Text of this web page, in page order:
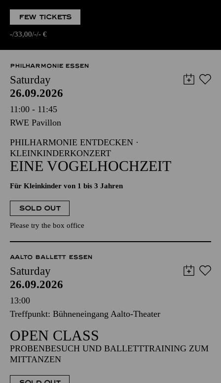
FEW TICKETS
- 33,00 - - €
PHILHARMONIE ESSEN
Saturday
26.09.2026
11:00 - 11:45
RWE Pavillon
PHILHARMONIE ENTDECKEN ·
KLEINKINDERKONZERT
EINE VOGELHOCHZEIT
Für Kleinkinder von 1 bis 3 Jahren
SOLD OUT
Please try the box office
AALTO BALLETT ESSEN
Saturday
26.09.2026
13:00
Treffpunkt: Bühneneingang Aalto-Theater
OPEN CLASS
PROBENBESUCH UND BALLETTTRAINING ZUM
MITTANZEN